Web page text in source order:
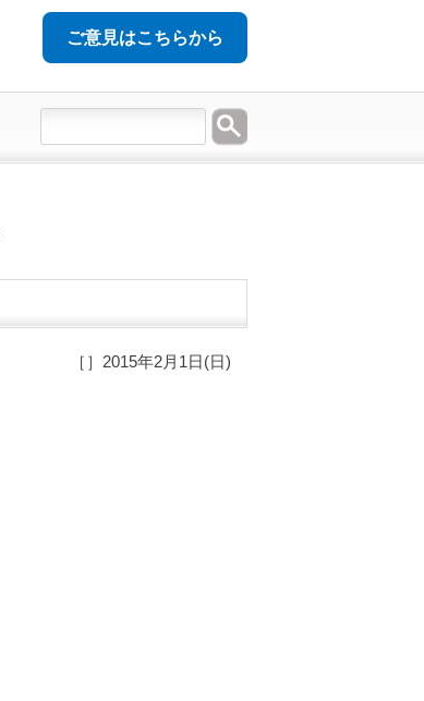
ご意見はこちらから
［］2015年2月1日(日)